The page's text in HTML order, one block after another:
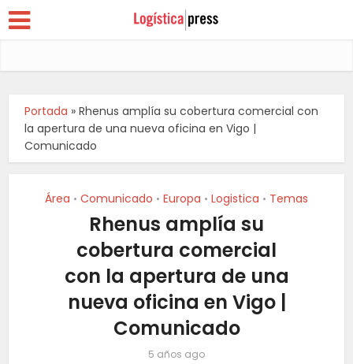
Portada »Rhenus amplía su cobertura comercial con
la apertura de una nueva oficina en Vigo |
Comunicado
Área • Comunicado • Europa • Logistica • Temas
Rhenus amplía su
cobertura comercial
con la apertura de una
nueva oficina en Vigo |
Comunicado
5 años ago